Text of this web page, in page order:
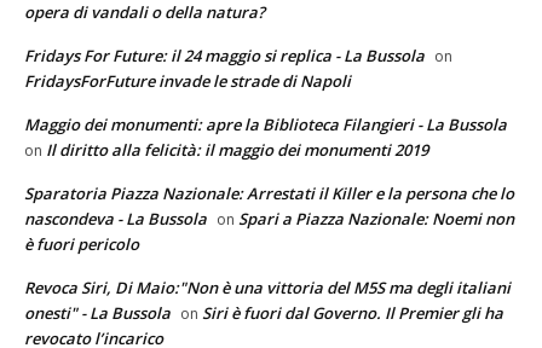
opera di vandali o della natura?
Fridays For Future: il 24 maggio si replica - La Bussola on
FridaysForFuture invade le strade di Napoli
Maggio dei monumenti: apre la Biblioteca Filangieri - La Bussola
on Il diritto alla felicità: il maggio dei monumenti 2019
Sparatoria Piazza Nazionale: Arrestati il Killer e la persona che lo
nascondeva - La Bussola on Spari a Piazza Nazionale: Noemi non
è fuori pericolo
Revoca Siri, Di Maio:"Non è una vittoria del M5S ma degli italiani
onesti" - La Bussola on Siri è fuori dal Governo. Il Premier gli ha
revocato l’incarico